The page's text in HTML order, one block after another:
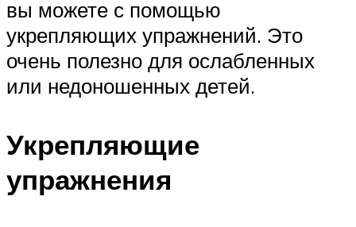
вы можете с помощью
укрепляющих упражнений. Это
очень полезно для ослабленных
или недоношенных детей.
Укрепляющие
упражнения